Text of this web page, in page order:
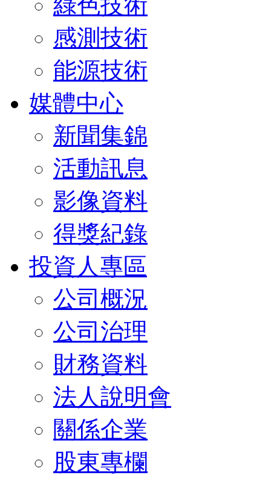
感測技術
能源技術
媒體中心
新聞集錦
活動訊息
影像資料
得獎紀錄
投資人專區
公司概況
公司治理
財務資料
法人說明會
關係企業
股東專欄